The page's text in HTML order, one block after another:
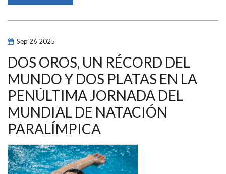
LÉRIDA
MARCO
LA
LIGA
DE
NATACIÓN
PARALÍMPICA
2025
Sep 26 2025
DOS OROS, UN RÉCORD DEL
MUNDO Y DOS PLATAS EN LA
PENÚLTIMA JORNADA DEL
MUNDIAL DE NATACIÓN
PARALÍMPICA